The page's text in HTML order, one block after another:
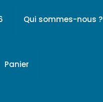
Qui sommes-nous ?
Panier